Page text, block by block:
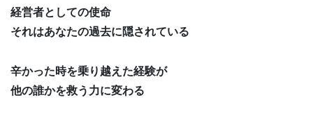
経営者としての使命
それはあなたの過去に隠されている
辛かった時を乗り越えた経験が
他の誰かを救う力に変わる